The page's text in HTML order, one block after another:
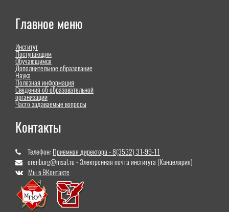
Главное меню
Институт
Поступающим
Обучающимся
Дополнительное образование
Наука
Полезная информация
Сведения об образовательной
организации
Часто задаваемые вопросы
Контакты
Телефон: Приемная директора - 8(3532) 31-99-11
orenburg@msal.ru - Электронная почта института (Канцелярия)
Мы в ВКонтакте